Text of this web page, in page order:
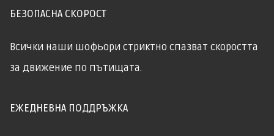
БЕЗОПАСНА СКОРОСТ
Всички наши шофьори стриктно спазват скоростта
за движение по пътищата.
ЕЖЕДНЕВНА ПОДДРЪЖКА